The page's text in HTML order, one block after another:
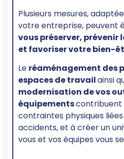
Plusieurs mesures,
votre entreprise, peuvent
vous préserver, prévenir
et favoriservotrebien-
Le réaménagement des
espaces de travailainsi
modernisation de vos
équipementscontribuent
contraintes physiques
accidents, et à créer un
vous et vos équipes vous